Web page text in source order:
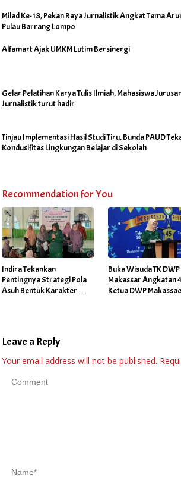
Milad Ke-18, Pekan Raya Jurnalistik Angkat Tema
Pulau Barrang Lompo
Alfamart Ajak UMKM Lutim Bersinergi
Gelar Pelatihan Karya Tulis Ilmiah, Mahasiswa
Jurnalistik turut hadir
Tinjau Implementasi Hasil Studi Tiru, Bunda PAUD
Kondusifitas Lingkungan Belajar di Sekolah
Recommendation for You
Indira Tekankan
Pentingnya Strategi Pola
Asuh Bentuk Karakter
Buka Wisuda TK
Makassar Angkatan
Ketua DWP Makassae
Leave a Reply
Your email address will not be published.